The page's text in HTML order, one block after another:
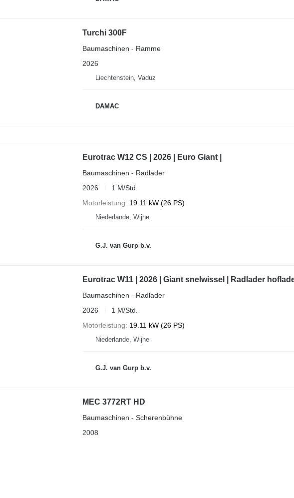
Turchi 300F
Baumaschinen - Ramme
2026
Liechtenstein, Vaduz
DAMAC
Eurotrac W12 CS | 2026 | Euro Giant |
Baumaschinen - Radlader
2026
1 M/Std.
Motorleistung
19.11 kW (26 PS)
Niederlande, Wijhe
G.J. van Gurp b.v.
Eurotrac W11 | 2026 | Giant snelwissel | Radlader
Baumaschinen - Radlader
2026
1 M/Std.
Motorleistung
19.11 kW (26 PS)
Niederlande, Wijhe
G.J. van Gurp b.v.
MEC 3772RT HD
Baumaschinen - Scherenbühne
2008